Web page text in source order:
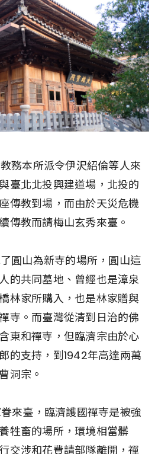
務本所派令伊沢紹倫等人來
臺北北投興建道場，北投的
傳教到場，而由於天災危機
傳教而請梅山玄秀來臺。
圓山為新寺的場所，圓山這
的共同墓地、曾經也是漳泉
林家所購入，也是林家贈與
寺。而臺灣從清到日治的佛
東和禪寺，但臨濟宗由於心
的支持，到1942年高達兩萬
洞宗。
來臺，臨濟護國禪寺是被強
牲畜的場所，環境相當髒
交涉和花費請部隊離開，禪